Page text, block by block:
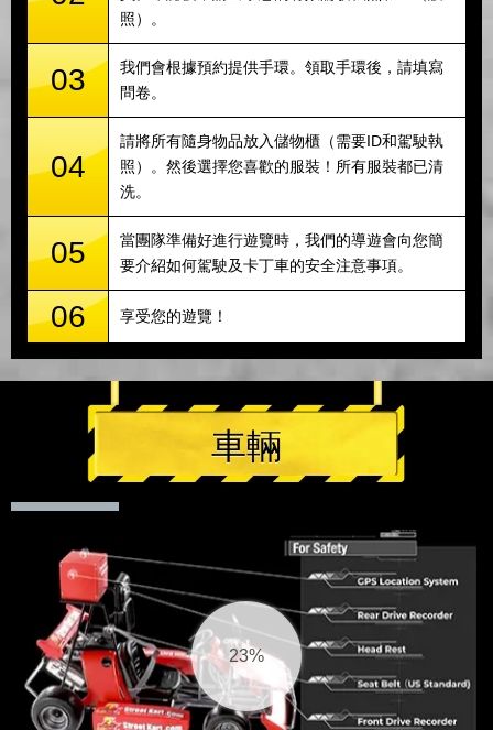
照）。
03
我們會根據預約提供手環。領取手環後，請填寫
問卷。
04
請將所有隨身物品放入儲物櫃（需要ID和駕駛執
照）。然後選擇您喜歡的服裝！所有服裝都已清
洗。
05
當團隊準備好進行遊覽時，我們的導遊會向您簡
要介紹如何駕駛及卡丁車的安全注意事項。
06 享受您的遊覽！
車輛
25%